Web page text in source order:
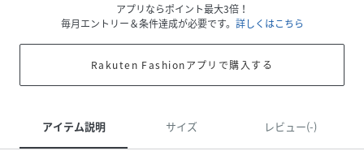
アプリならポイント最大3倍！
毎月エントリー＆条件達成が必要です。 詳しくはこちら
Rakuten Fashionアプリで購入する
アイテム説明 サイズ レビュー(-)